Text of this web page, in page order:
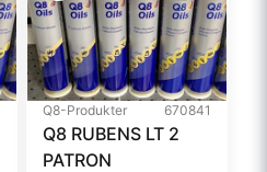
Q8-Produkter 670841
Q8 RUBENS LT 2
PATRON